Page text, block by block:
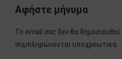
Αφήστε μήνυμα
Το email σας δεν θα
συμπληρώνονται υποχρεωτικά.